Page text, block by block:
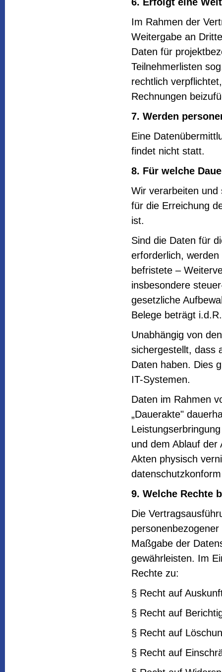
Im Rahmen der
Weitergabe an
Daten für
Teilnehmerlisten
rechtlich
Rechnungen
7. Werden
Eine
findet nicht statt.
8. Für welche
Wir verarbeiten und
für die Erreichung
ist.
Sind die Daten für
erforderlich,
befristete –
insbesondere
gesetzliche
Belege beträgt
Unabhängig von
sichergestellt, dass
Daten haben. Dies
IT-Systemen.
Daten im Rahmen
„Dauerakte"
und dem Ablauf der
Akten physisch
9. Welche Rechte
Die
Maßgabe der
gewährleisten. Im
Rechte zu:
§ Recht auf
§ Recht auf
§ Recht auf
§ Recht auf